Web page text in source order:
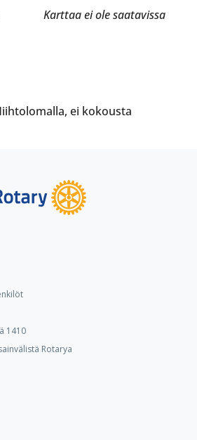
Karttaa ei ole saatavissa
ei kokousta
1410
Rotarya